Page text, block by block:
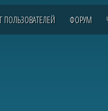
ПОЛЬЗОВАТЕЛЕЙ ФОРУМ